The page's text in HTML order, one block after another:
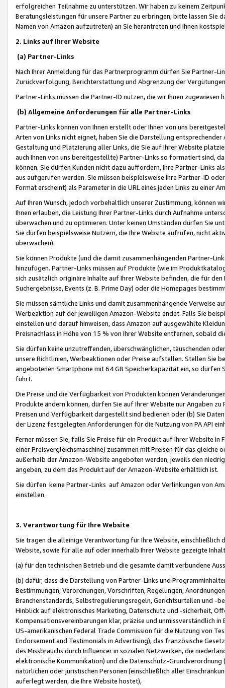
erfolgreichen Teilnahme zu unterstützen. Wir haben zu keinem
Beratungsleistungen für unsere Partner zu erbringen; bitte lassen Sie
Namen von Amazon aufzutreten) an Sie herantreten und Ihnen
2. Links auf Ihrer Website
(a) Partner-Links
Nach Ihrer Anmeldung für das Partnerprogramm dürfen Sie Partner-
Zurückverfolgung, Berichterstattung und Abgrenzung der
Partner-Links müssen die Partner-ID nutzen, die wir Ihnen zugewiesen
(b) Allgemeine Anforderungen für alle Partner-Links
Partner-Links können von Ihnen erstellt oder Ihnen von uns
Arten von Links nicht eignet, haben Sie die Darstellung
Gestaltung und Platzierung aller Links, die Sie auf Ihrer Website
auch Ihnen von uns bereitgestellte) Partner-Links so formatiert sind,
können. Sie dürfen Kunden nicht dazu auffordern, Ihre Partner-Links
aus aufgerufen werden. Sie müssen beispielsweise Ihre Partner-ID
Format erscheint) als Parameter in die URL eines jeden Links zu einer
Auf Ihren Wunsch, jedoch vorbehaltlich unserer Zustimmung, können
Ihnen erlauben, die Leistung Ihrer Partner-Links durch Aufnahme
überwachen und zu optimieren. Unter keinen Umständen dürfen Sie
Sie dürfen beispielsweise Nutzern, die Ihre Website aufrufen, nicht
überwachen).
Sie können Produkte (und die damit zusammenhängenden Partner-
hinzufügen. Partner-Links müssen auf Produkte (wie im
sich zusätzlich originäre Inhalte auf Ihrer Website befinden, die für
Suchergebnisse, Events (z. B. Prime Day) oder die Homepages
Sie müssen sämtliche Links und damit zusammenhängende
Werbeaktion auf der jeweiligen Amazon-Website endet. Falls Sie
einstellen und darauf hinweisen, dass Amazon auf ausgewählte
Preisnachlass in Höhe von 15 % von Ihrer Website entfernen, sobald
Sie dürfen keine unzutreffenden, überschwänglichen, täuschenden
unsere Richtlinien, Werbeaktionen oder Preise aufstellen. Stellen Sie
angebotenen Smartphone mit 64 GB Speicherkapazität ein, so dürfen
führt.
Die Preise und die Verfügbarkeit von Produkten können
Produkte ändern können, dürfen Sie auf Ihrer Website nur Angaben
Preisen und Verfügbarkeit dargestellt sind bedienen oder (b) Sie
der Lizenz festgelegten Anforderungen für die Nutzung von PA API
Ferner müssen Sie, falls Sie Preise für ein Produkt auf Ihrer Website
einer Preisvergleichsmaschine) zusammen mit Preisen für das
außerhalb der Amazon-Website angeboten werden, jeweils den
angeben, zu dem das Produkt auf der Amazon-Website erhältlich ist.
Sie dürfen keine Partner-Links auf Amazon oder Verlinkungen von
einstellen.
3. Verantwortung für Ihre Website
Sie tragen die alleinige Verantwortung für Ihre Website,
Website, sowie für alle auf oder innerhalb Ihrer Website gezeigte
(a) für den technischen Betrieb und die gesamte damit verbundene
(b) dafür, dass die Darstellung von Partner-Links und
Bestimmungen, Verordnungen, Vorschriften, Regelungen,
Branchenstandards, Selbstregulierungsregeln, Gerichtsurteilen und -
Hinblick auf elektronisches Marketing, Datenschutz und -sicherheit,
Kompensationsvereinbarungen klar, präzise und unmissverständlich
US-amerikanischen Federal Trade Commission für die Nutzung von
Endorsement and Testimonials in Advertising), das französische
des Missbrauchs durch Influencer in sozialen Netzwerken, die
elektronische Kommunikation) und die Datenschutz-
natürlichen oder juristischen Personen (einschließlich aller
auferlegt werden, die Ihre Website hostet),